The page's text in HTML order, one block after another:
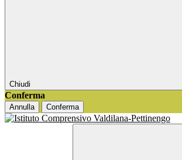
Chiudi
Conferma
Annulla Conferma